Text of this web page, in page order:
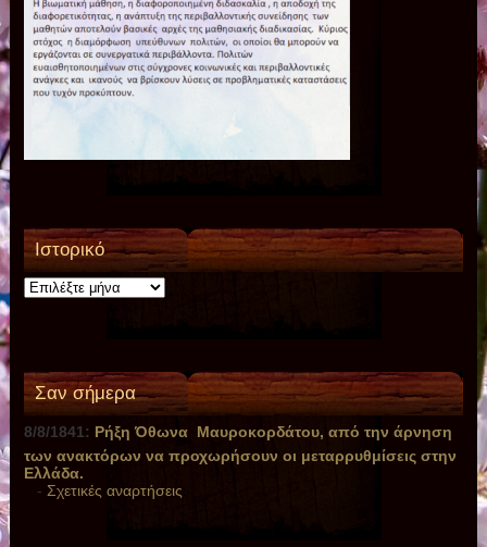
Ιστορικό
Ιστορικό
Σαν σήμερα
8/8/1841: Ρήξη Όθωνα  Μαυροκορδάτου, από την άρνηση
των ανακτόρων να προχωρήσουν οι μεταρρυθμίσεις στην
Ελλάδα.
- Σχετικές αναρτήσεις